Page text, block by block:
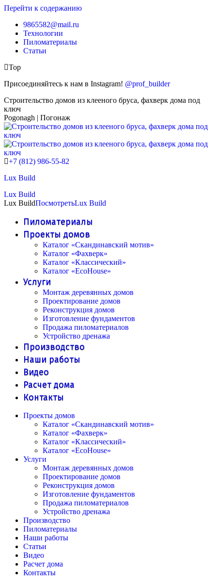
Перейти к содержанию
9865582@mail.ru
Технологии
Пиломатериалы
Статьи
Top
Присоединяйтесь к нам в Instagram! @prof_builder
Строительство домов из клееного бруса, фахверк дома под
ключ
Pogonagh | Погонаж
+7 (812) 986-55-82
Lux Build
Lux Build
Lux BuildПосмотретьLux Build
Пиломатериалы
Проекты домов
Каталог «Скандинавский мотив»
Каталог «Фахверк»
Каталог «Классический»
Каталог «EcoHouse»
Услуги
Монтаж деревянных домов
Проектирование домов
Реконструкция домов
Изготовление фундаментов
Продажа пиломатериалов
Устройство дренажа
Производство
Наши работы
Видео
Расчет дома
Контакты
Проекты домов
Каталог «Скандинавский мотив»
Каталог «Фахверк»
Каталог «Классический»
Каталог «EcoHouse»
Услуги
Монтаж деревянных домов
Проектирование домов
Реконструкция домов
Изготовление фундаментов
Продажа пиломатериалов
Устройство дренажа
Производство
Пиломатериалы
Наши работы
Статьи
Видео
Расчет дома
Контакты